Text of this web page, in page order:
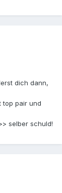
dich dann,
top pair und
selber schuld!